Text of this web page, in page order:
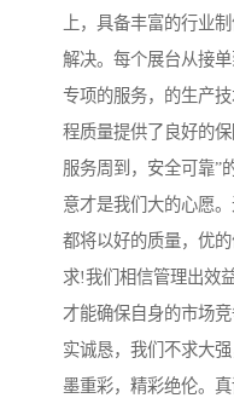
上，具备丰富的行业
解决。每个展台从接
专项的服务，的生产
程质量提供了良好的保
服务周到，安全可靠”
意才是我们大的心愿
都将以好的质量，优
求!我们相信管理出效
才能确保自身的市场
实诚恳，我们不求大
墨重彩，精彩绝伦。